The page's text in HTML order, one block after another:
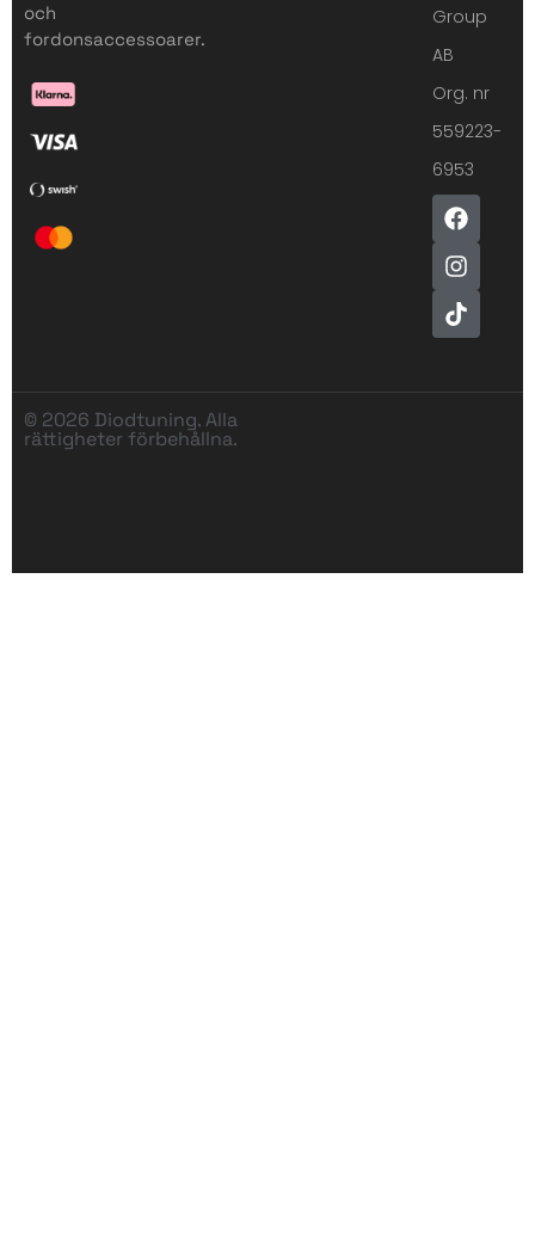
och
fordonsaccessoarer.
Group
AB
Org. nr
559223-
6953
© 2026 Diodtuning. Alla
rättigheter förbehållna.